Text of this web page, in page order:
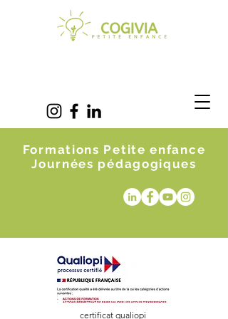
Formations Petite enfance
Journées pédagogiques
certificat qualiopi